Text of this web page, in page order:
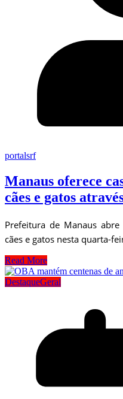
portalsrf
Manaus oferece
cães e gatos
Prefeitura de Manaus
cães e gatos nesta quarta-
Read More
DestaqueGeral